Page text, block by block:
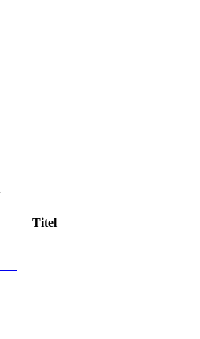
Titel